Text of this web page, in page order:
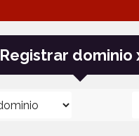
Registrar dominio